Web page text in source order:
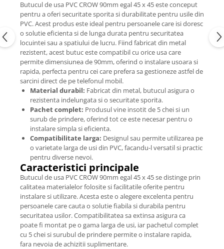
Butucul de usa PVC CROW 90mm egal 45 x 45 este conceput
pentru a oferi securitate sporita si durabilitate pentru usile din
PVC. Acest produs este ideal pentru persoanele care isi doresc
o solutie eficienta si de lunga durata pentru securitatea
locuintei sau a spatiului de lucru. Fiind fabricat din metal
rezistent, acest butuc este compatibil cu orice usa care
permite dimensiunea de 90mm, oferind o instalare usoara si
rapida, perfecta pentru cei care prefera sa gestioneze astfel de
sarcini direct de pe telefonul mobil.
Material durabil: Fabricat din metal, butucul asigura o
rezistenta indelungata si o securitate sporita.
Pachet complet: Produsul vine insotit de 5 chei si un
surub de prindere, oferind tot ce este necesar pentru o
instalare simpla si eficienta.
Compatibilitate larga: Designul sau permite utilizarea pe
o varietate larga de usi din PVC, facandu-l versatil si practic
pentru diverse nevoi.
Caracteristici principale
Butucul de usa PVC CROW 90mm egal 45 x 45 se distinge prin
calitatea materialelor folosite si facilitatile oferite pentru
instalare si utilizare. Acesta este o alegere excelenta pentru
persoanele care cauta o solutie fiabila si durabila pentru
securitatea usilor. Compatibilitatea sa extinsa asigura ca
poate fi montat pe o gama larga de usi, iar pachetul complet
cu 5 chei si surubul de prindere permite o instalare rapida,
fara nevoia de achizitii suplimentare.